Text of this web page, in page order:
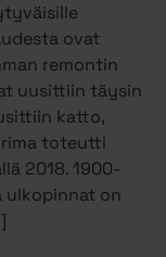
ovat
remontin
uusittiin täysin
katto,
toteutti
2018. 1900-
ulkopinnat on